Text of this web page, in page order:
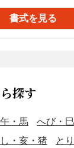
書式を見る
探す
・馬
へび・
・亥・猪
と